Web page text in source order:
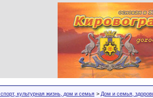
культурная жизнь, дом и семья > Дом и семья,